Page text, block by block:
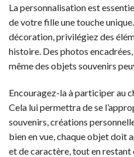
La personnalisation est
de votre fille une touche
décoration, privilégiez des
histoire. Des photos encadrées,
même des objets souvenirs
Encouragez-la à participer au
Cela lui permettra de se
souvenirs, créations
bien en vue, chaque objet doit
et de caractère, tout en restant